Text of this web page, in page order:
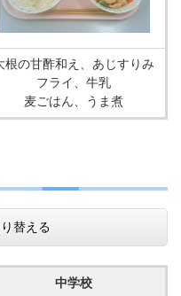
根の甘酢和え、あじすりみ
フライ、牛乳
麦ごはん、うま煮
替える
中学校